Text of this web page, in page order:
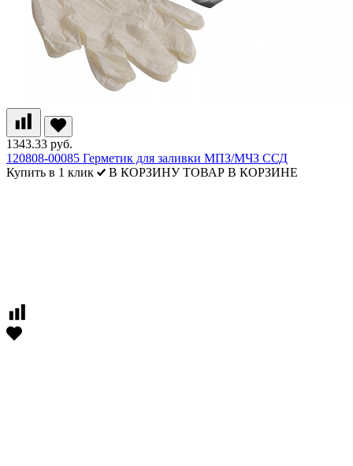
1343.33 руб.
120808-00085 Герметик для заливки МПЗ/МЧЗ ССД
Купить в 1 клик
В КОРЗИНУ ТОВАР В КОРЗИНЕ